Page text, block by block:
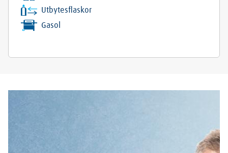
Utbytesflaskor
Gasol